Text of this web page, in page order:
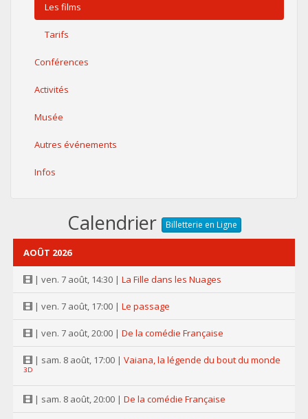
Les films
Tarifs
Conférences
Activités
Musée
Autres événements
Infos
Calendrier Billetterie en Ligne
AOÛT 2026
| ven. 7 août, 14:30 | La Fille dans les Nuages
| ven. 7 août, 17:00 | Le passage
| ven. 7 août, 20:00 | De la comédie Française
| sam. 8 août, 17:00 | Vaiana, la légende du bout du monde
3D
| sam. 8 août, 20:00 | De la comédie Française